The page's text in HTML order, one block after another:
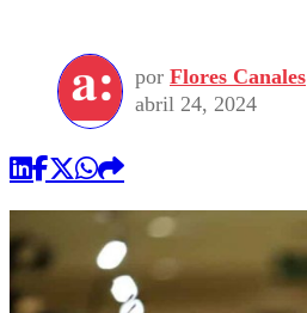
por Flores Canales
abril 24, 2024